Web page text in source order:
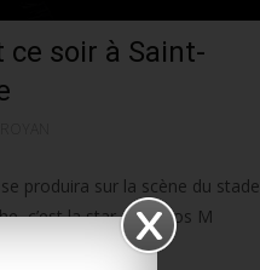
ce soir à Saint-
produira sur la scène du stade
c’est la star des ados M